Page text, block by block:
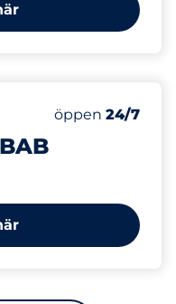
Antal
Totalt antal
Lördag
öppen 24/7